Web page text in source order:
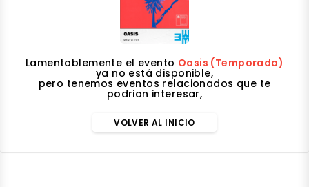
Lamentablemente el evento Oasis (Temporada)
ya no está disponible,
pero tenemos eventos relacionados que te
podrian interesar,
VOLVER AL INICIO